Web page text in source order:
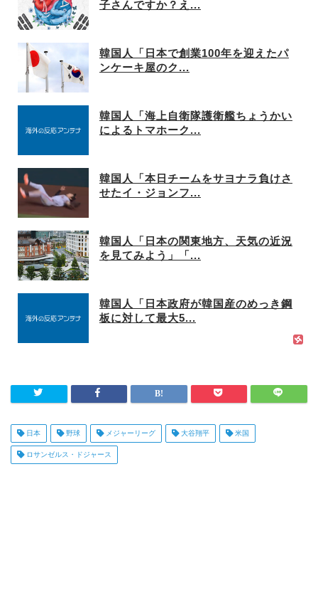
子さんですか？え...
韓国人「日本で創業100年を迎えたパ
ンケーキ屋のク...
韓国人「海上自衛隊護衛艦ちょうかい
によるトマホーク...
韓国人「本日チームをサヨナラ負けさ
せたイ・ジョンフ...
韓国人「日本の関東地方、天気の近況
を見てみよう」「...
韓国人「日本政府が韓国産のめっき鋼
板に対して最大5...
日本 野球 メジャーリーグ 大谷翔平 米国
ロサンゼルス・ドジャース